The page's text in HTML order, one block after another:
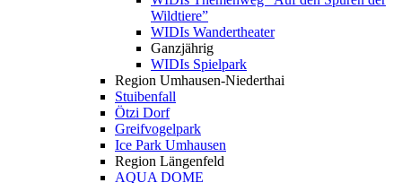
Wildtiere”
WIDIs Wandertheater
Ganzjährig
WIDIs Spielpark
Region Umhausen-Niederthai
Stuibenfall
Ötzi Dorf
Greifvogelpark
Ice Park Umhausen
Region Längenfeld
AQUA DOME